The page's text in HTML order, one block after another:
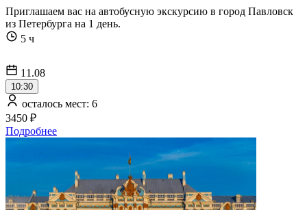
Приглашаем вас на автобусную экскурсию в город Павловск
из Петербурга на 1 день.
5 ч
11.08
10:30
осталось мест: 6
3450 ₽
Подробнее